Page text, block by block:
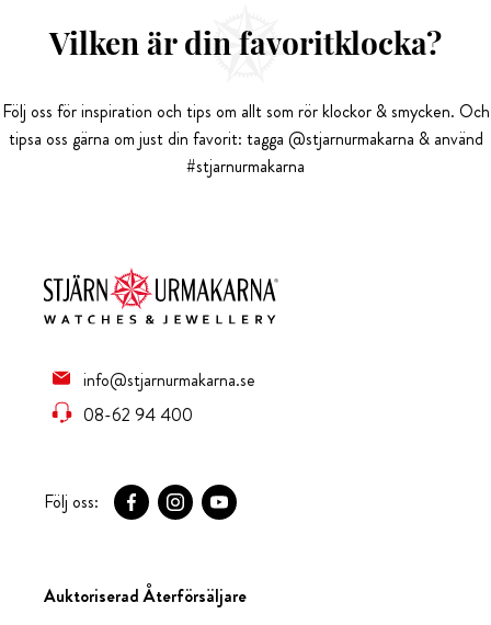
Vilken är din favoritklocka?
Följ oss för inspiration och tips om allt som rör klockor & smycken. Och
tipsa oss gärna om just din favorit: tagga @stjarnurmakarna & använd
#stjarnurmakarna
info@stjarnurmakarna.se
08-62 94 400
Följ oss:
Auktoriserad Återförsäljare